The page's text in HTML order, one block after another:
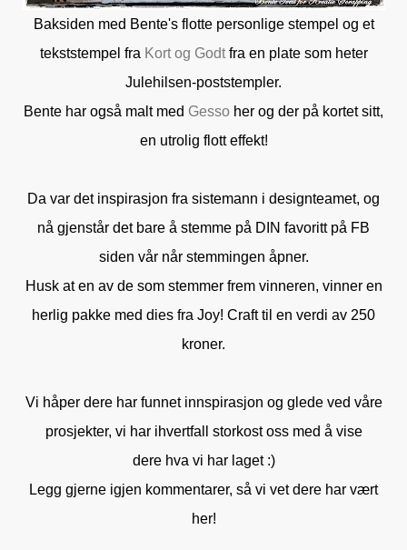
Baksiden med Bente's flotte personlige stempel og et
tekststempel fra Kort og Godtfra en plate som heter
Julehilsen-poststempler.
Bente har også malt med Gesso her og der på kortet sitt,
en utrolig flott effekt!
Da var det inspirasjon fra sistemann i designteamet, og
nå gjenstår det bare å stemme på DIN favoritt på FB
siden vår når stemmingen åpner.
Husk at en av de som stemmer frem vinneren, vinner en
herlig pakke med dies fra Joy! Craft til en verdi av 250
kroner.
Vi håper dere har funnet innspirasjon og glede ved våre
prosjekter, vi har ihvertfall storkost oss med å vise
dere hva vi har laget :)
Legg gjerne igjen kommentarer, så vi vet dere har vært
her!